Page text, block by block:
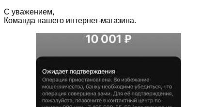
С уважением,
Команда нашего интернет-магазина.